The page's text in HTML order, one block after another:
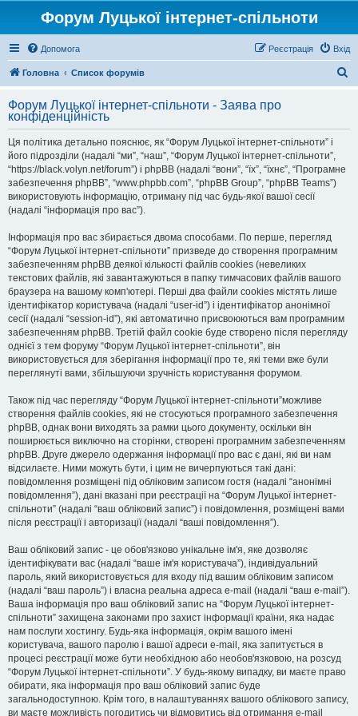
Форум Луцької інтернет-спільноти
Допомога Вхід
Реєстрація
Головна Список форумів
у
Форум Луцької інтернет-спільноти - Заява про
конфіденційність
Ця політика детально пояснює, як “Форум Луцької інтернет-спільноти” і
його підрозділи (надалі “ми”, “наш”, “Форум Луцької інтернет-спільноти”,
“https://black.volyn.net/forum”) і phpBB (надалі “вони”, “їх”, “їхнє”, “Програмне
забезпечення phpBB”, “www.phpbb.com”, “phpBB Group”, “phpBB Teams”)
використовують інформацію, отриману під час будь-якої вашої сесії
(надалі “інформація про вас”).
Інформація про вас збирається двома способами. По перше, перегляд
“Форум Луцької інтернет-спільноти” призведе до створення програмним
забезпеченням phpBB деякої кількості файлів cookies (невеликих
текстових файлів, які завантажуються в папку тимчасових файлів вашого
браузера на вашому комп'ютері. Перші два файли cookies містять лише
ідентифікатор користувача (надалі “user-id”) і ідентифікатор анонімної
сесії (надалі “session-id”), які автоматично присвоюються вам програмним
забезпеченням phpBB. Третій файл cookie буде створено після перегляду
однієї з тем форуму “Форум Луцької інтернет-спільноти”, він
використовується для зберігання інформації про те, які теми вже були
переглянуті вами, збільшуючи зручність користування форумом.
Також під час перегляду “Форум Луцької інтернет-спільноти”можливе
створення файлів cookies, які не стосуються програмного забезпечення
phpBB, однак вони виходять за рамки цього документу, оскільки він
поширюється виключно на сторінки, створені програмним забезпеченням
phpBB. Друге джерело одержання інформації про вас є дані, які ви нам
відсилаєте. Ними можуть бути, і цим не вичерпуються такі дані:
повідомлення розміщені під обліковим записом гостя (надалі “анонімні
повідомлення”), дані вказані при реєстрації на “Форум Луцької інтернет-
спільноти” (надалі “ваш обліковий запис”) і повідомлення, розміщені вами
після реєстрації і авторизації (надалі “ваші повідомлення”).
Ваш обліковий запис - це обов'язково унікальне ім'я, яке дозволяє
ідентифікувати вас (надалі “ваше ім'я користувача”), індивідуальний
пароль, який використовується для входу під вашим обліковим записом
(надалі “ваш пароль”) і власна реальна адреса e-mail (надалі “ваш e-mail”).
Ваша інформація про ваш обліковий запис на “Форум Луцької інтернет-
спільноти” захищена законами про захист інформації країни, яка надає
нам послуги хостингу. Будь-яка інформація, окрім вашого імені
користувача, вашого паролю і вашої адреси e-mail, яка запитується в
процесі реєстрації може бути необхідною або необов'язковою, на розсуд
“Форум Луцької інтернет-спільноти”. У будь-якому випадку, ви маєте право
обирати, яка інформація про ваш обліковий запис буде
загальнодоступною. Крім того, в налаштуваннях вашого облікового запису,
ви маєте можливість погодитись чи відмовитись від отримання e-mail